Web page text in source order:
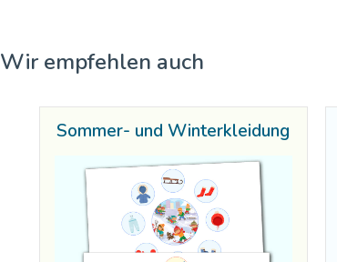
Wir empfehlen auch
Sommer- und Winterkleidung